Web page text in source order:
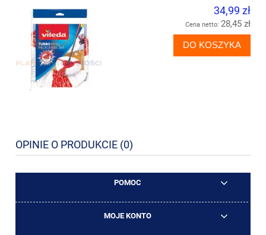
34,99 zł
Cena netto: 28,45 zł
DO KOSZYKA
OPINIE O PRODUKCIE (0)
POMOC
MOJE KONTO